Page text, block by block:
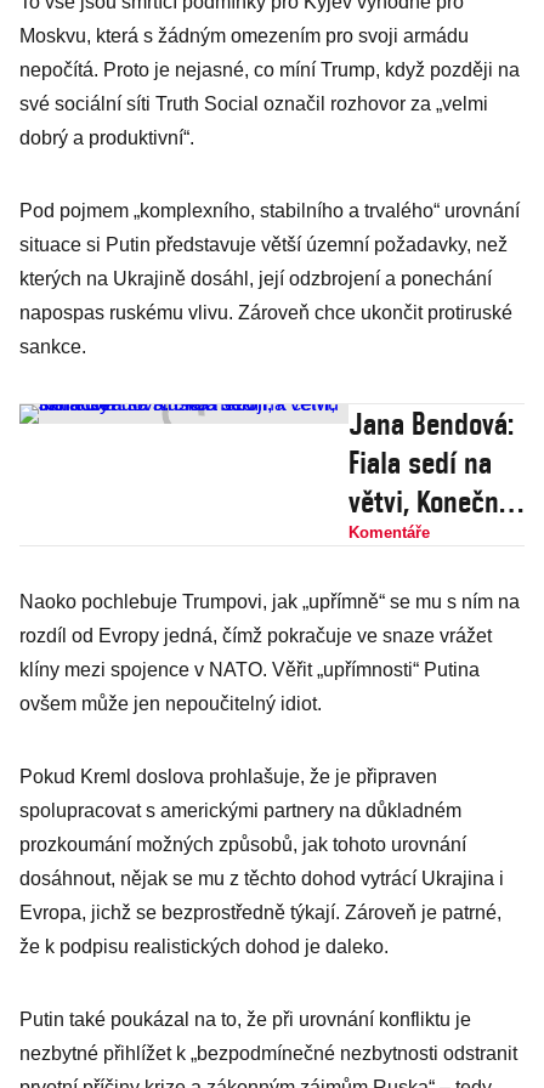
Moskvu, která s žádným omezením pro svoji armádu
nepočítá. Proto je nejasné, co míní Trump, když později na
své sociální síti Truth Social označil rozhovor za „velmi
dobrý a produktivní“.
Pod pojmem „komplexního, stabilního a trvalého“ urovnání
situace si Putin představuje větší územní požadavky, než
kterých na Ukrajině dosáhl, její odzbrojení a ponechání
napospas ruskému vlivu. Zároveň chce ukončit protiruské
sankce.
Jana Bendová:
Fiala sedí na
větvi, Konečná
má širokou
Maláčová se
Ruska nebojí, k
Komentáře
Naoko pochlebuje Trumpovi, jak „upřímně“ se mu s ním na
rozdíl od Evropy jedná, čímž pokračuje ve snaze vrážet
klíny mezi spojence v NATO. Věřit „upřímnosti“ Putina
ovšem může jen nepoučitelný idiot.
Pokud Kreml doslova prohlašuje, že je připraven
spolupracovat s americkými partnery na důkladném
prozkoumání možných způsobů, jak tohoto urovnání
dosáhnout, nějak se mu z těchto dohod vytrácí Ukrajina i
Evropa, jichž se bezprostředně týkají. Zároveň je patrné,
že k podpisu realistických dohod je daleko.
Putin také poukázal na to, že při urovnání konfliktu je
nezbytné přihlížet k „bezpodmínečné nezbytnosti odstranit